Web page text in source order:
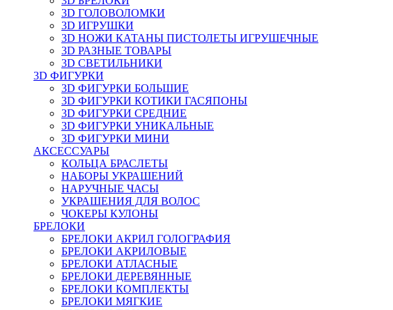
3D ГОЛОВОЛОМКИ
3D ИГРУШКИ
3D НОЖИ КАТАНЫ ПИСТОЛЕТЫ ИГРУШЕЧНЫЕ
3D РАЗНЫЕ ТОВАРЫ
3D СВЕТИЛЬНИКИ
3D ФИГУРКИ
3D ФИГУРКИ БОЛЬШИЕ
3D ФИГУРКИ КОТИКИ ГАСЯПОНЫ
3D ФИГУРКИ СРЕДНИЕ
3D ФИГУРКИ УНИКАЛЬНЫЕ
3D ФИГУРКИ МИНИ
АКСЕССУАРЫ
КОЛЬЦА БРАСЛЕТЫ
НАБОРЫ УКРАШЕНИЙ
НАРУЧНЫЕ ЧАСЫ
УКРАШЕНИЯ ДЛЯ ВОЛОС
ЧОКЕРЫ КУЛОНЫ
БРЕЛОКИ
БРЕЛОКИ АКРИЛ ГОЛОГРАФИЯ
БРЕЛОКИ АКРИЛОВЫЕ
БРЕЛОКИ АТЛАСНЫЕ
БРЕЛОКИ ДЕРЕВЯННЫЕ
БРЕЛОКИ КОМПЛЕКТЫ
БРЕЛОКИ МЯГКИЕ